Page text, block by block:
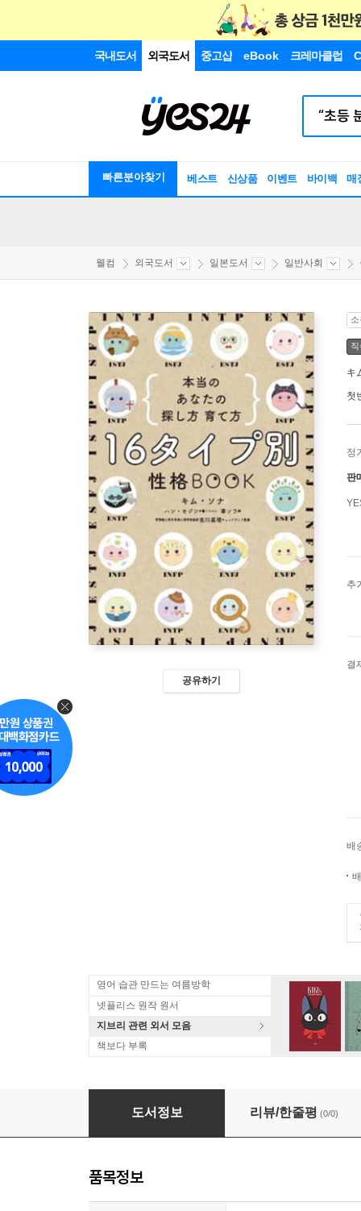
국내도서 외국도서 중고샵 eBook 크레마클럽
빠른분야찾기 베스트 신상품 이벤트 바이백 매
웰컴 외국도서 일본도서 일반사회
공유하기
キ
첫
정
판
추
결
배
영어 습관 만드는 여름방학
넷플리스 원작 원서
지브리 관련 외서 모음
책보다 부록
16タイプ別 性格BOOK
도서정보 리뷰/한줄평 (0/0)
품목정보